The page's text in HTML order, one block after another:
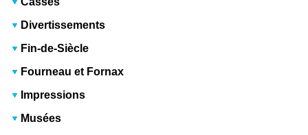
Divertissements
Fin-de-Siècle
Fourneau et Fornax
Impressions
Musées